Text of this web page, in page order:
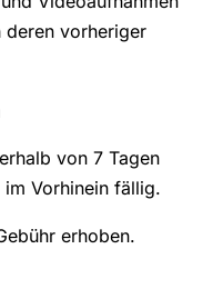
deren vorheriger
von 7 Tagen
im Vorhinein fällig.
erhoben.